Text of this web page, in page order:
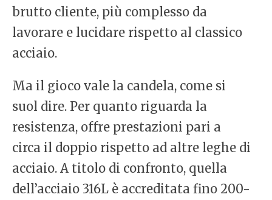
brutto cliente, più complesso da
lavorare e lucidare rispetto al classico
acciaio.
Ma il gioco vale la candela, come si
suol dire. Per quanto riguarda la
resistenza, offre prestazioni pari a
circa il doppio rispetto ad altre leghe di
acciaio. A titolo di confronto, quella
dell’acciaio 316L è accreditata fino 200-